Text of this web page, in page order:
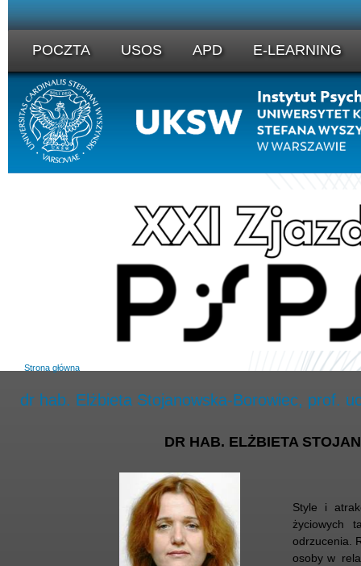
POCZTA USOS APD E-LEARNING
Strona główna
dr hab. Elżbieta Stojanowska-Borowiec, prof.
DR HAB. ELŻBIETA
Style i
życiowych
odrzucenia.
osoby w